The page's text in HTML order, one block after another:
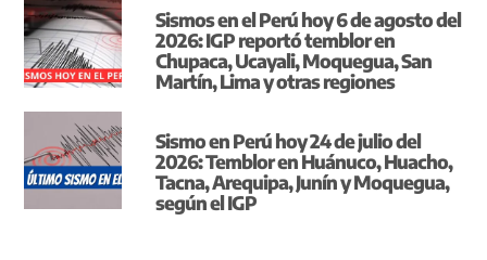
Sismos en el Perú hoy 6 de agosto del
2026: IGP reportó temblor en
Chupaca, Ucayali, Moquegua, San
Martín, Lima y otras regiones
Sismo en Perú hoy 24 de julio del
2026: Temblor en Huánuco, Huacho,
Tacna, Arequipa, Junín y Moquegua,
según el IGP